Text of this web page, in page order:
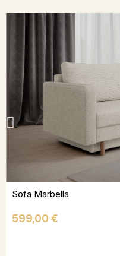
Sofa Marbella
Preis
599,00 €